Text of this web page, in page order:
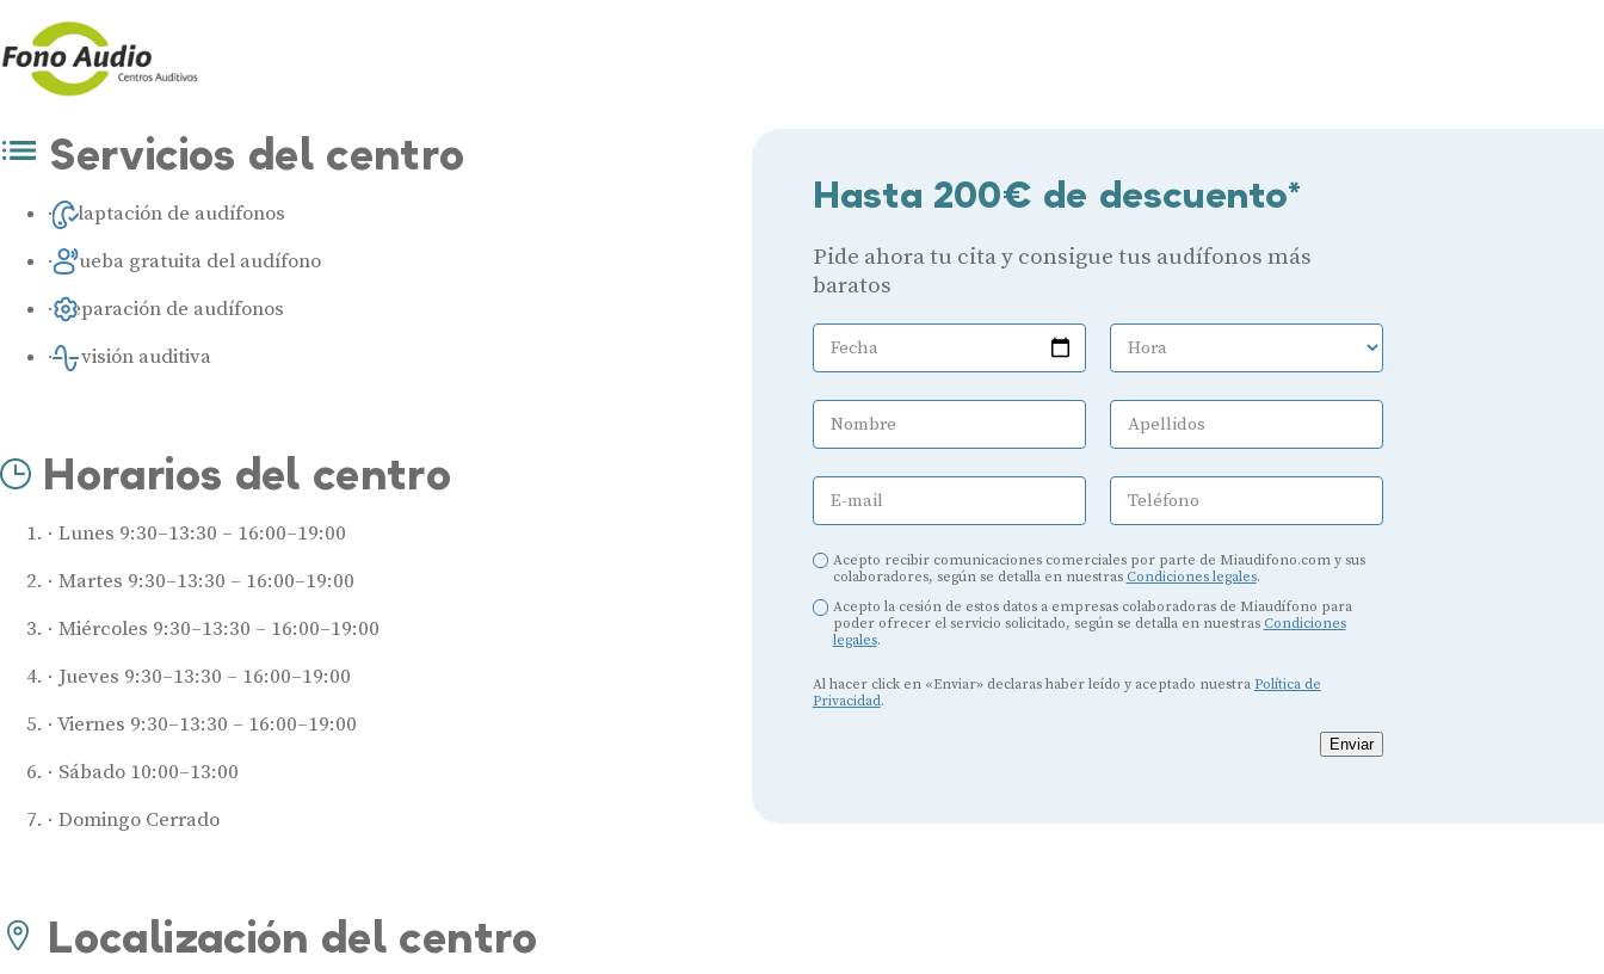
Hasta 200€ de descuento*
Pide ahora tu cita y consigue tus audífonos más
baratos
Fecha Hora
Nombre Apellidos
E-mail Teléfono
Acepto recibir comunicaciones comerciales por parte de Miaudifono.com y sus
colaboradores, según se detalla en nuestras Condiciones legales.
Acepto la cesión de estos datos a empresas colaboradoras de Miaudífono para
poder ofrecer el servicio solicitado, según se detalla en nuestras Condiciones
legales.
Al hacer click en «Enviar» declaras haber leído y aceptado nuestra Política de
Privacidad.
Enviar
Servicios del centro
Adaptación de audífonos
Prueba gratuita del audífono
Reparación de audífonos
Revisión auditiva
Horarios del centro
Lunes 9:30–13:30 – 16:00–19:00
Martes 9:30–13:30 – 16:00–19:00
Miércoles 9:30–13:30 – 16:00–19:00
Jueves 9:30–13:30 – 16:00–19:00
Viernes 9:30–13:30 – 16:00–19:00
Sábado 10:00–13:00
Domingo Cerrado
Localización del centro
Audífonos
Mejores marcas de audífonos
Tipos de audífonos para la sordera
Audífonos baratos
Audífonos invisibles